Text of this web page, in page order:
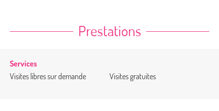
Prestations
Services
Visites libres sur demande
Visites gratuites